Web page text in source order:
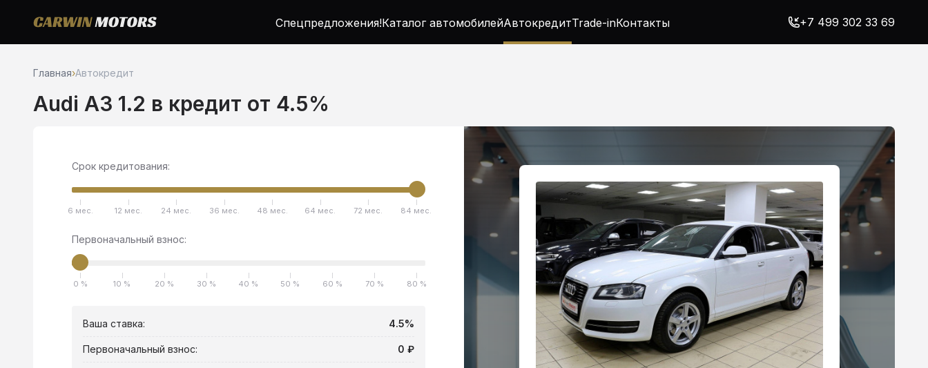
Спецпредложения!Каталог автомобилейАвтокредитTrade-inКонтакты +7 499 302 33 69
Главная›Автокредит
Audi A3 1.2 в кредит от 4.5%
Срок кредитования:
6 мес. 12 мес. 24 мес. 36 мес. 48 мес. 64 мес. 72 мес. 84 мес.
Первоначальный взнос:
0 % 10 % 20 % 30 % 40 % 50 % 60 % 70 % 80 %
Ваша ставка: 4.5%
Первоначальный взнос: 0 ₽